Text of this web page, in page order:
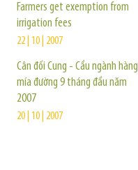
Farmers get exemption from
irrigation fees
22 | 10 | 2007
Cân đối Cung - Cầu ngành hàng
mía đường 9 tháng đầu năm
2007
20 | 10 | 2007